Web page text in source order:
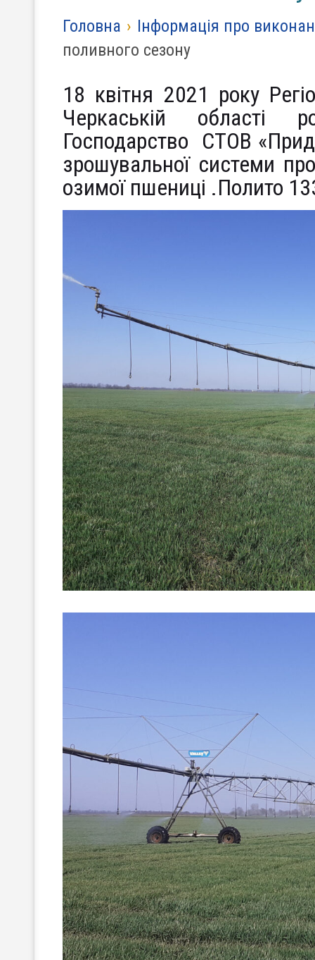
Головна › Інформація про
поливного сезону
18 квітня 2021 року
Черкаській області
Господарство СТОВ
зрошувальної системи
озимої пшениці .Полито